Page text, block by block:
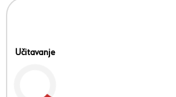
Učitavanje